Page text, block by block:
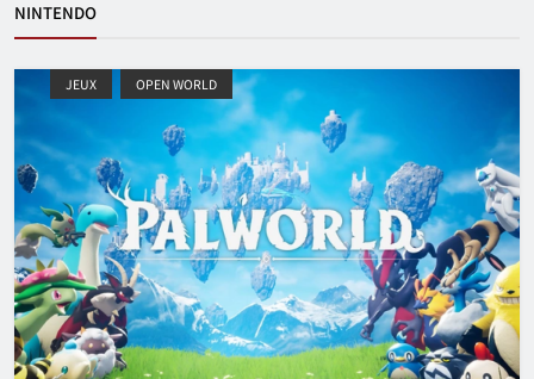
NINTENDO
JEUX OPEN WORLD